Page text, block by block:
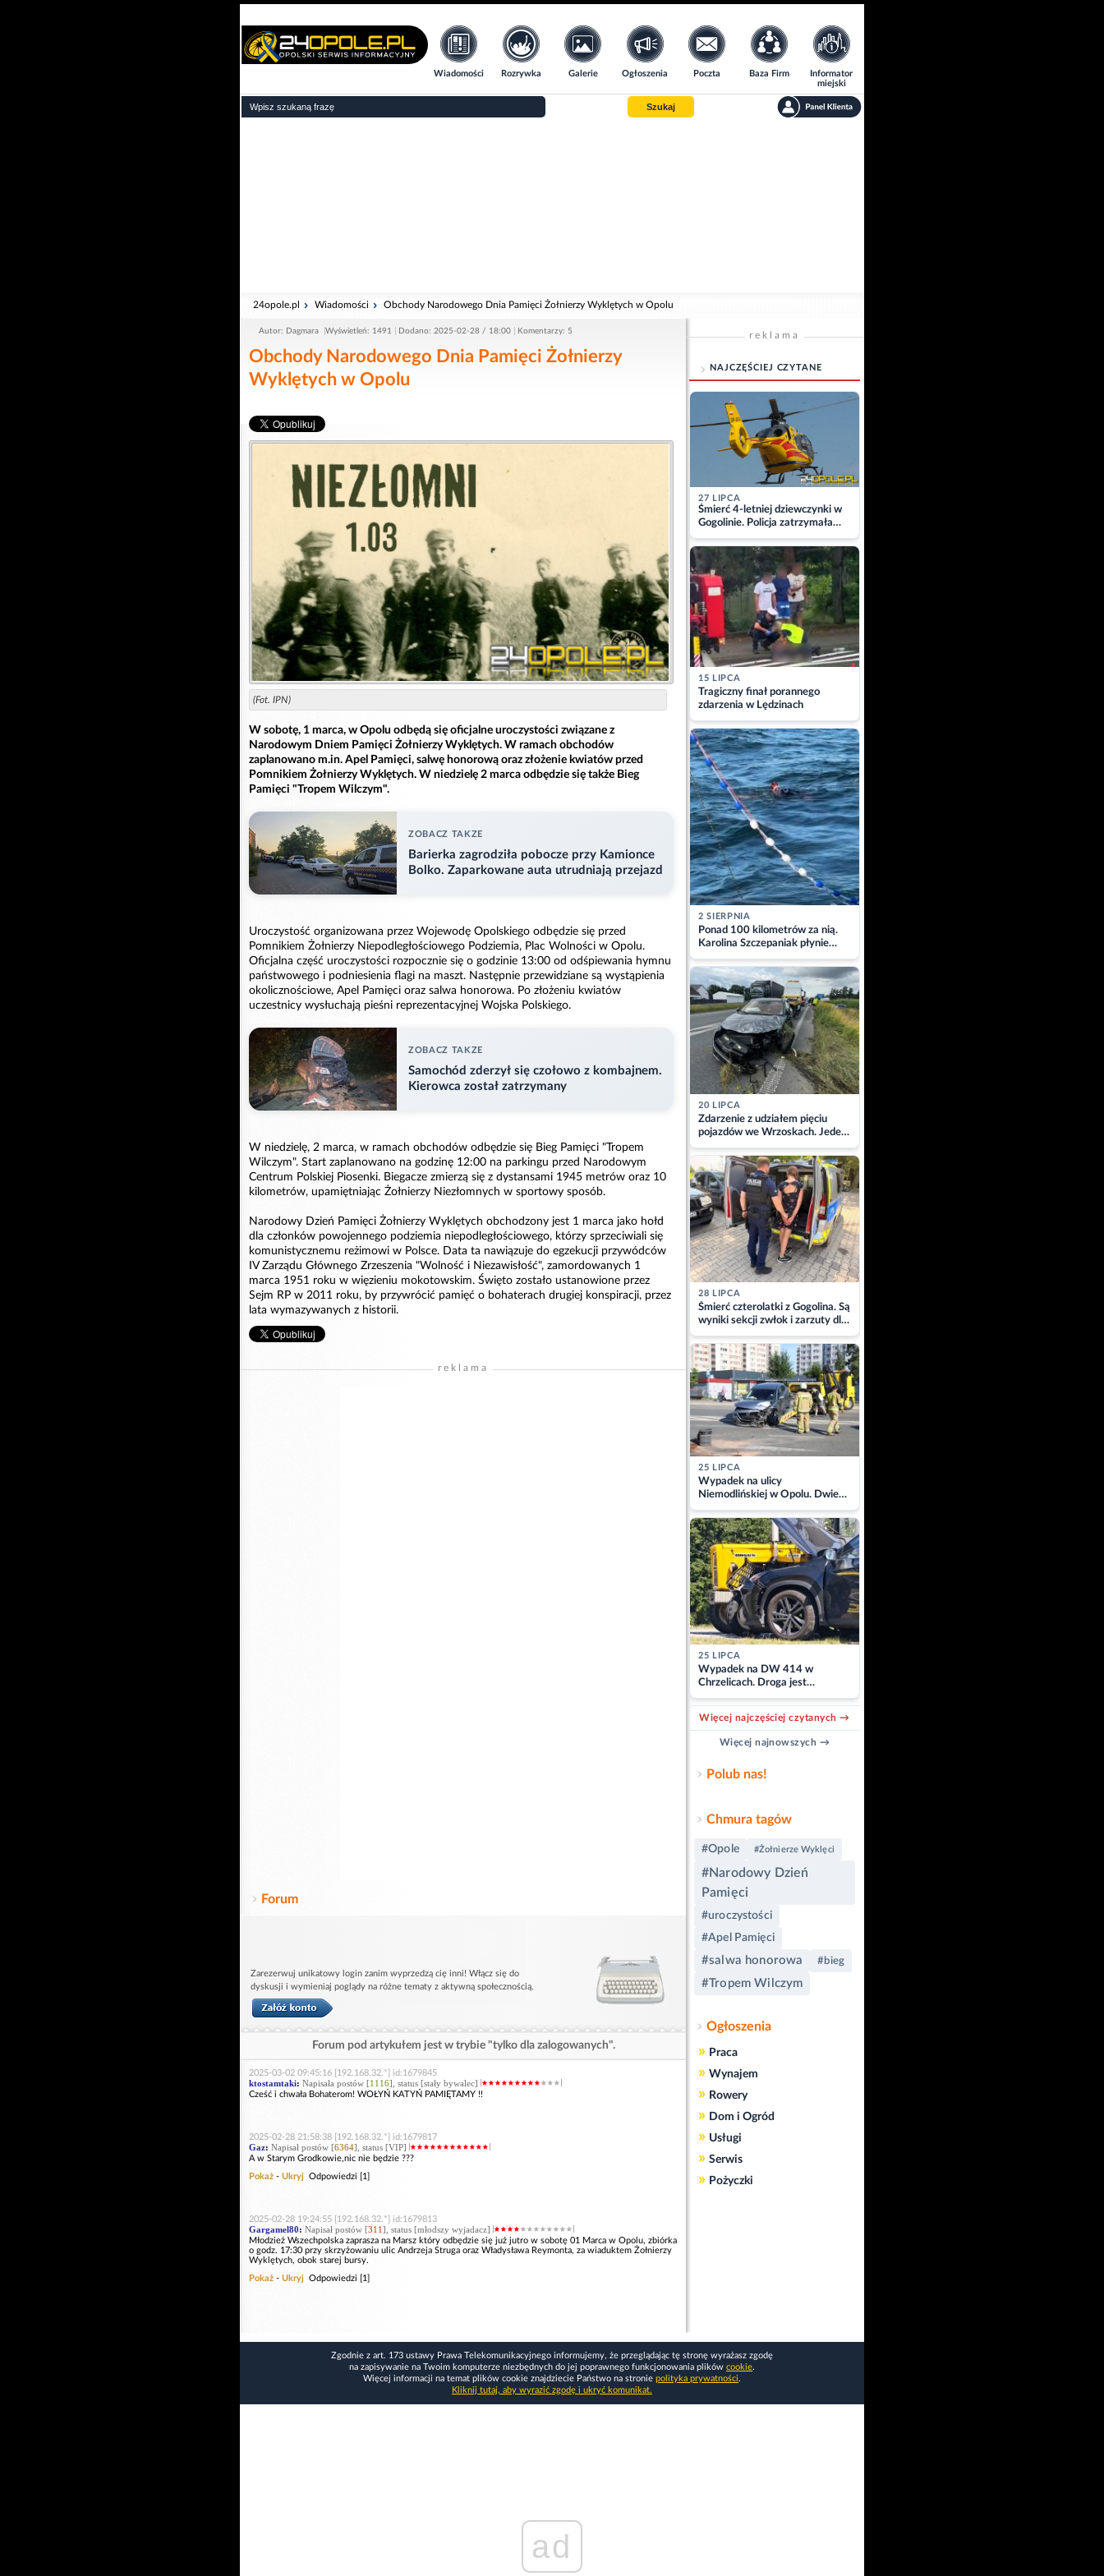
Wiadomości Rozrywka Galerie Ogłoszenia Poczta Baza Firm
Informator
miejski
Szukaj
24opole.pl Wiadomości Obchody Narodowego Dnia Pamięci Żołnierzy Wyklętych w Opolu
Autor: Dagmara Wyświetleń: 1491 Dodano: 2025-02-28 / 18:00 Komentarzy: 5
Obchody Narodowego Dnia Pamięci Żołnierzy
Wyklętych w Opolu
(Fot. IPN)
W sobotę, 1 marca, w Opolu odbędą się oficjalne uroczystości związane z
Narodowym Dniem Pamięci Żołnierzy Wyklętych. W ramach obchodów
zaplanowano m.in. Apel Pamięci, salwę honorową oraz złożenie kwiatów przed
Pomnikiem Żołnierzy Wyklętych. W niedzielę 2 marca odbędzie się także Bieg
Pamięci "Tropem Wilczym".
ZOBACZ TAKZE
Barierka zagrodziła pobocze przy Kamionce
Bolko. Zaparkowane auta utrudniają przejazd
Uroczystość organizowana przez Wojewodę Opolskiego odbędzie się przed
Pomnikiem Żołnierzy Niepodległościowego Podziemia, Plac Wolności w Opolu.
Oficjalna część uroczystości rozpocznie się o godzinie 13:00 od odśpiewania hymnu
państwowego i podniesienia flagi na maszt. Następnie przewidziane są wystąpienia
okolicznościowe, Apel Pamięci oraz salwa honorowa. Po złożeniu kwiatów
uczestnicy wysłuchają pieśni reprezentacyjnej Wojska Polskiego.
ZOBACZ TAKZE
Samochód zderzył się czołowo z kombajnem.
Kierowca został zatrzymany
W niedzielę, 2 marca, w ramach obchodów odbędzie się Bieg Pamięci "Tropem
Wilczym". Start zaplanowano na godzinę 12:00 na parkingu przed Narodowym
Centrum Polskiej Piosenki. Biegacze zmierzą się z dystansami 1945 metrów oraz 10
kilometrów, upamiętniając Żołnierzy Niezłomnych w sportowy sposób.
Narodowy Dzień Pamięci Żołnierzy Wyklętych obchodzony jest 1 marca jako hołd
dla członków powojennego podziemia niepodległościowego, którzy sprzeciwiali się
komunistycznemu reżimowi w Polsce. Data ta nawiązuje do egzekucji przywódców
IV Zarządu Głównego Zrzeszenia "Wolność i Niezawisłość", zamordowanych 1
marca 1951 roku w więzieniu mokotowskim. Święto zostało ustanowione przez
Sejm RP w 2011 roku, by przywrócić pamięć o bohaterach drugiej konspiracji, przez
lata wymazywanych z historii.
reklama
Forum
Zarezerwuj unikatowy login zanim wyprzedzą cię inni! Włącz się do
dyskusji i wymieniaj poglądy na różne tematy z aktywną społecznością.
Forum pod artykułem jest w trybie "tylko dla zalogowanych".
2025-03-02 09:45:16 [192.168.32.*] id:1679845
ktostamtaki: Napisała postów [1116], status [stały bywalec]
Cześć i chwała Bohaterom! WOŁYŃ KATYŃ PAMIĘTAMY !!
2025-02-28 21:58:38 [192.168.32.*] id:1679817
Gaz: Napisał postów [6364], status [VIP]
A w Starym Grodkowie,nic nie będzie ???
Pokaż - Ukryj Odpowiedzi [1]
2025-02-28 19:24:55 [192.168.32.*] id:1679813
Gargamel80: Napisał postów [311], status [młodszy wyjadacz]
Młodzież Wszechpolska zaprasza na Marsz który odbędzie się już jutro w sobotę 01 Marca w Opolu, zbiórka
o godz. 17:30 przy skrzyżowaniu ulic Andrzeja Struga oraz Władysława Reymonta, za wiaduktem Żołnierzy
Wyklętych, obok starej bursy.
Pokaż - Ukryj Odpowiedzi [1]
reklama
NAJCZĘŚCIEJ CZYTANE
27 LIPCA
Śmierć 4-letniej dziewczynki w
Gogolinie. Policja zatrzymała
matkę
15 LIPCA
Tragiczny finał porannego
zdarzenia w Lędzinach
2 SIERPNIA
Ponad 100 kilometrów za nią.
Karolina Szczepaniak płynie
przez Bałtyk dla Piotra.
Aktualizacja
20 LIPCA
Zdarzenie z udziałem pięciu
pojazdów we Wrzoskach. Jeden
z kierowców zabrany w
kajdankach
28 LIPCA
Śmierć czterolatki z Gogolina. Są
wyniki sekcji zwłok i zarzuty dla
matki
25 LIPCA
Wypadek na ulicy
Niemodlińskiej w Opolu. Dwie
osoby w szpitalu
25 LIPCA
Wypadek na DW 414 w
Chrzelicach. Droga jest
zablokowana
Więcej najczęściej czytanych →
Więcej najnowszych →
Polub nas!
Chmura tagów
#Opole #Żołnierze Wyklęci
#Narodowy Dzień
Pamięci
#uroczystości
#Apel Pamięci
#salwa honorowa #bieg
#Tropem Wilczym
Ogłoszenia
» Praca
» Wynajem
» Rowery
» Dom i Ogród
» Usługi
» Serwis
» Pożyczki
Zgodnie z art. 173 ustawy Prawa Telekomunikacyjnego informujemy, że przeglądając tę stronę wyrażasz zgodę
na zapisywanie na Twoim komputerze niezbędnych do jej poprawnego funkcjonowania plików cookie.
Więcej informacji na temat plików cookie znajdziecie Państwo na stronie polityka prywatności.
Kliknij tutaj, aby wyrazić zgodę i ukryć komunikat.
ad